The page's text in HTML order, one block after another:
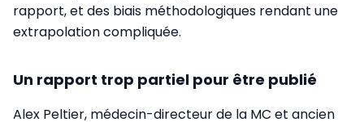
rapport, et des biais méthodologiques rendant une
extrapolation compliquée.
Un rapport trop partiel pour être publié
Alex Peltier, médecin-directeur de la MC et ancien